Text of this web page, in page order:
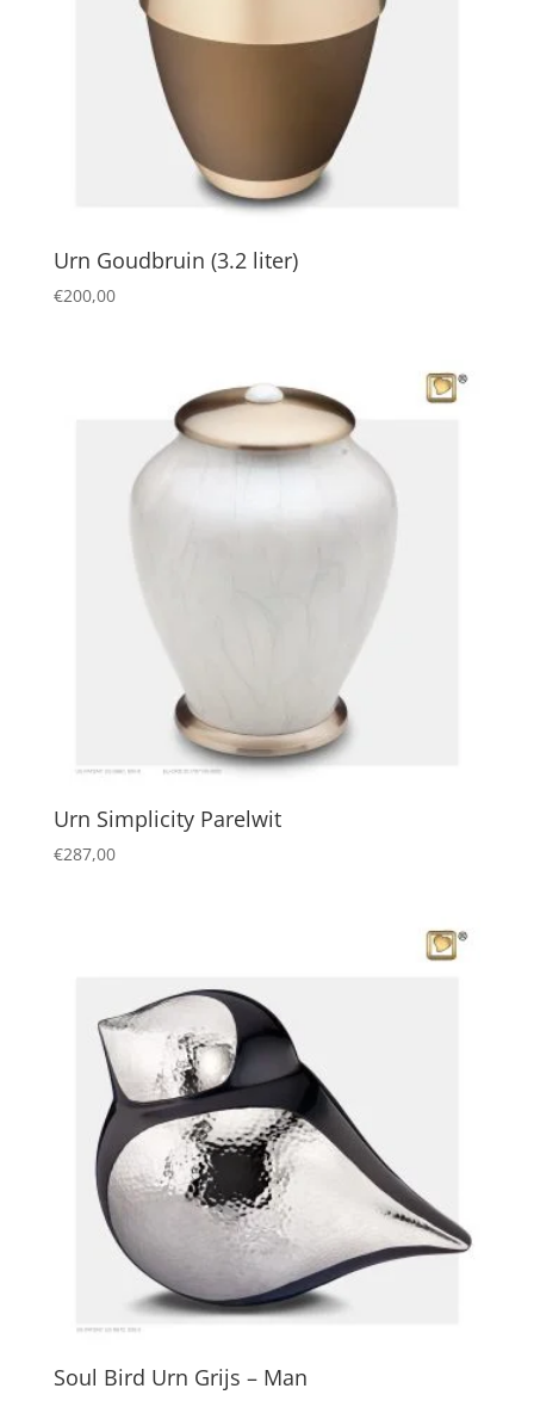
Urn Goudbruin (3.2 liter)
€200,00
Urn Simplicity Parelwit
€287,00
Soul Bird Urn Grijs – Man